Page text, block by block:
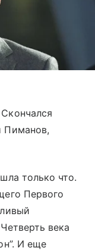
Пиманов,
только что.
Первого
века
И еще